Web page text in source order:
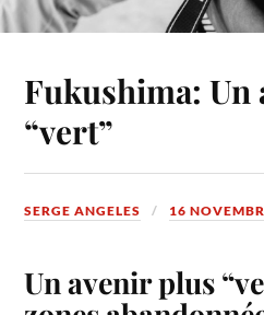
Fukushima: Un
“vert”
SERGE ANGELES 16
Un avenir plus